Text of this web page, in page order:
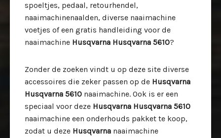
spoeltjes, pedaal, retourhendel,
naaimachinenaalden, diverse naaimachine
voetjes of een gratis handleiding voor de
naaimachine Husqvarna Husqvarna 5610?
Zonder de zoeken vindt u op deze site diverse
accessoires die zeker passen op de Husqvarna
Husqvarna 5610 naaimachine. Ook is er een
speciaal voor deze Husqvarna Husqvarna 5610
naaimachine een onderhouds pakket te koop,
zodat u deze Husqvarna naaimachine